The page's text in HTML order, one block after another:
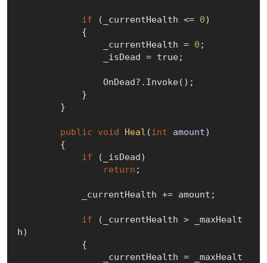
if (_currentHealth <= 0)
                _currentHealth =
0 ;
                _isDead =
true;
public void Heal ( int amount)
if (_isDead)
return ;
if (_currentHealth > _maxHealt
h)